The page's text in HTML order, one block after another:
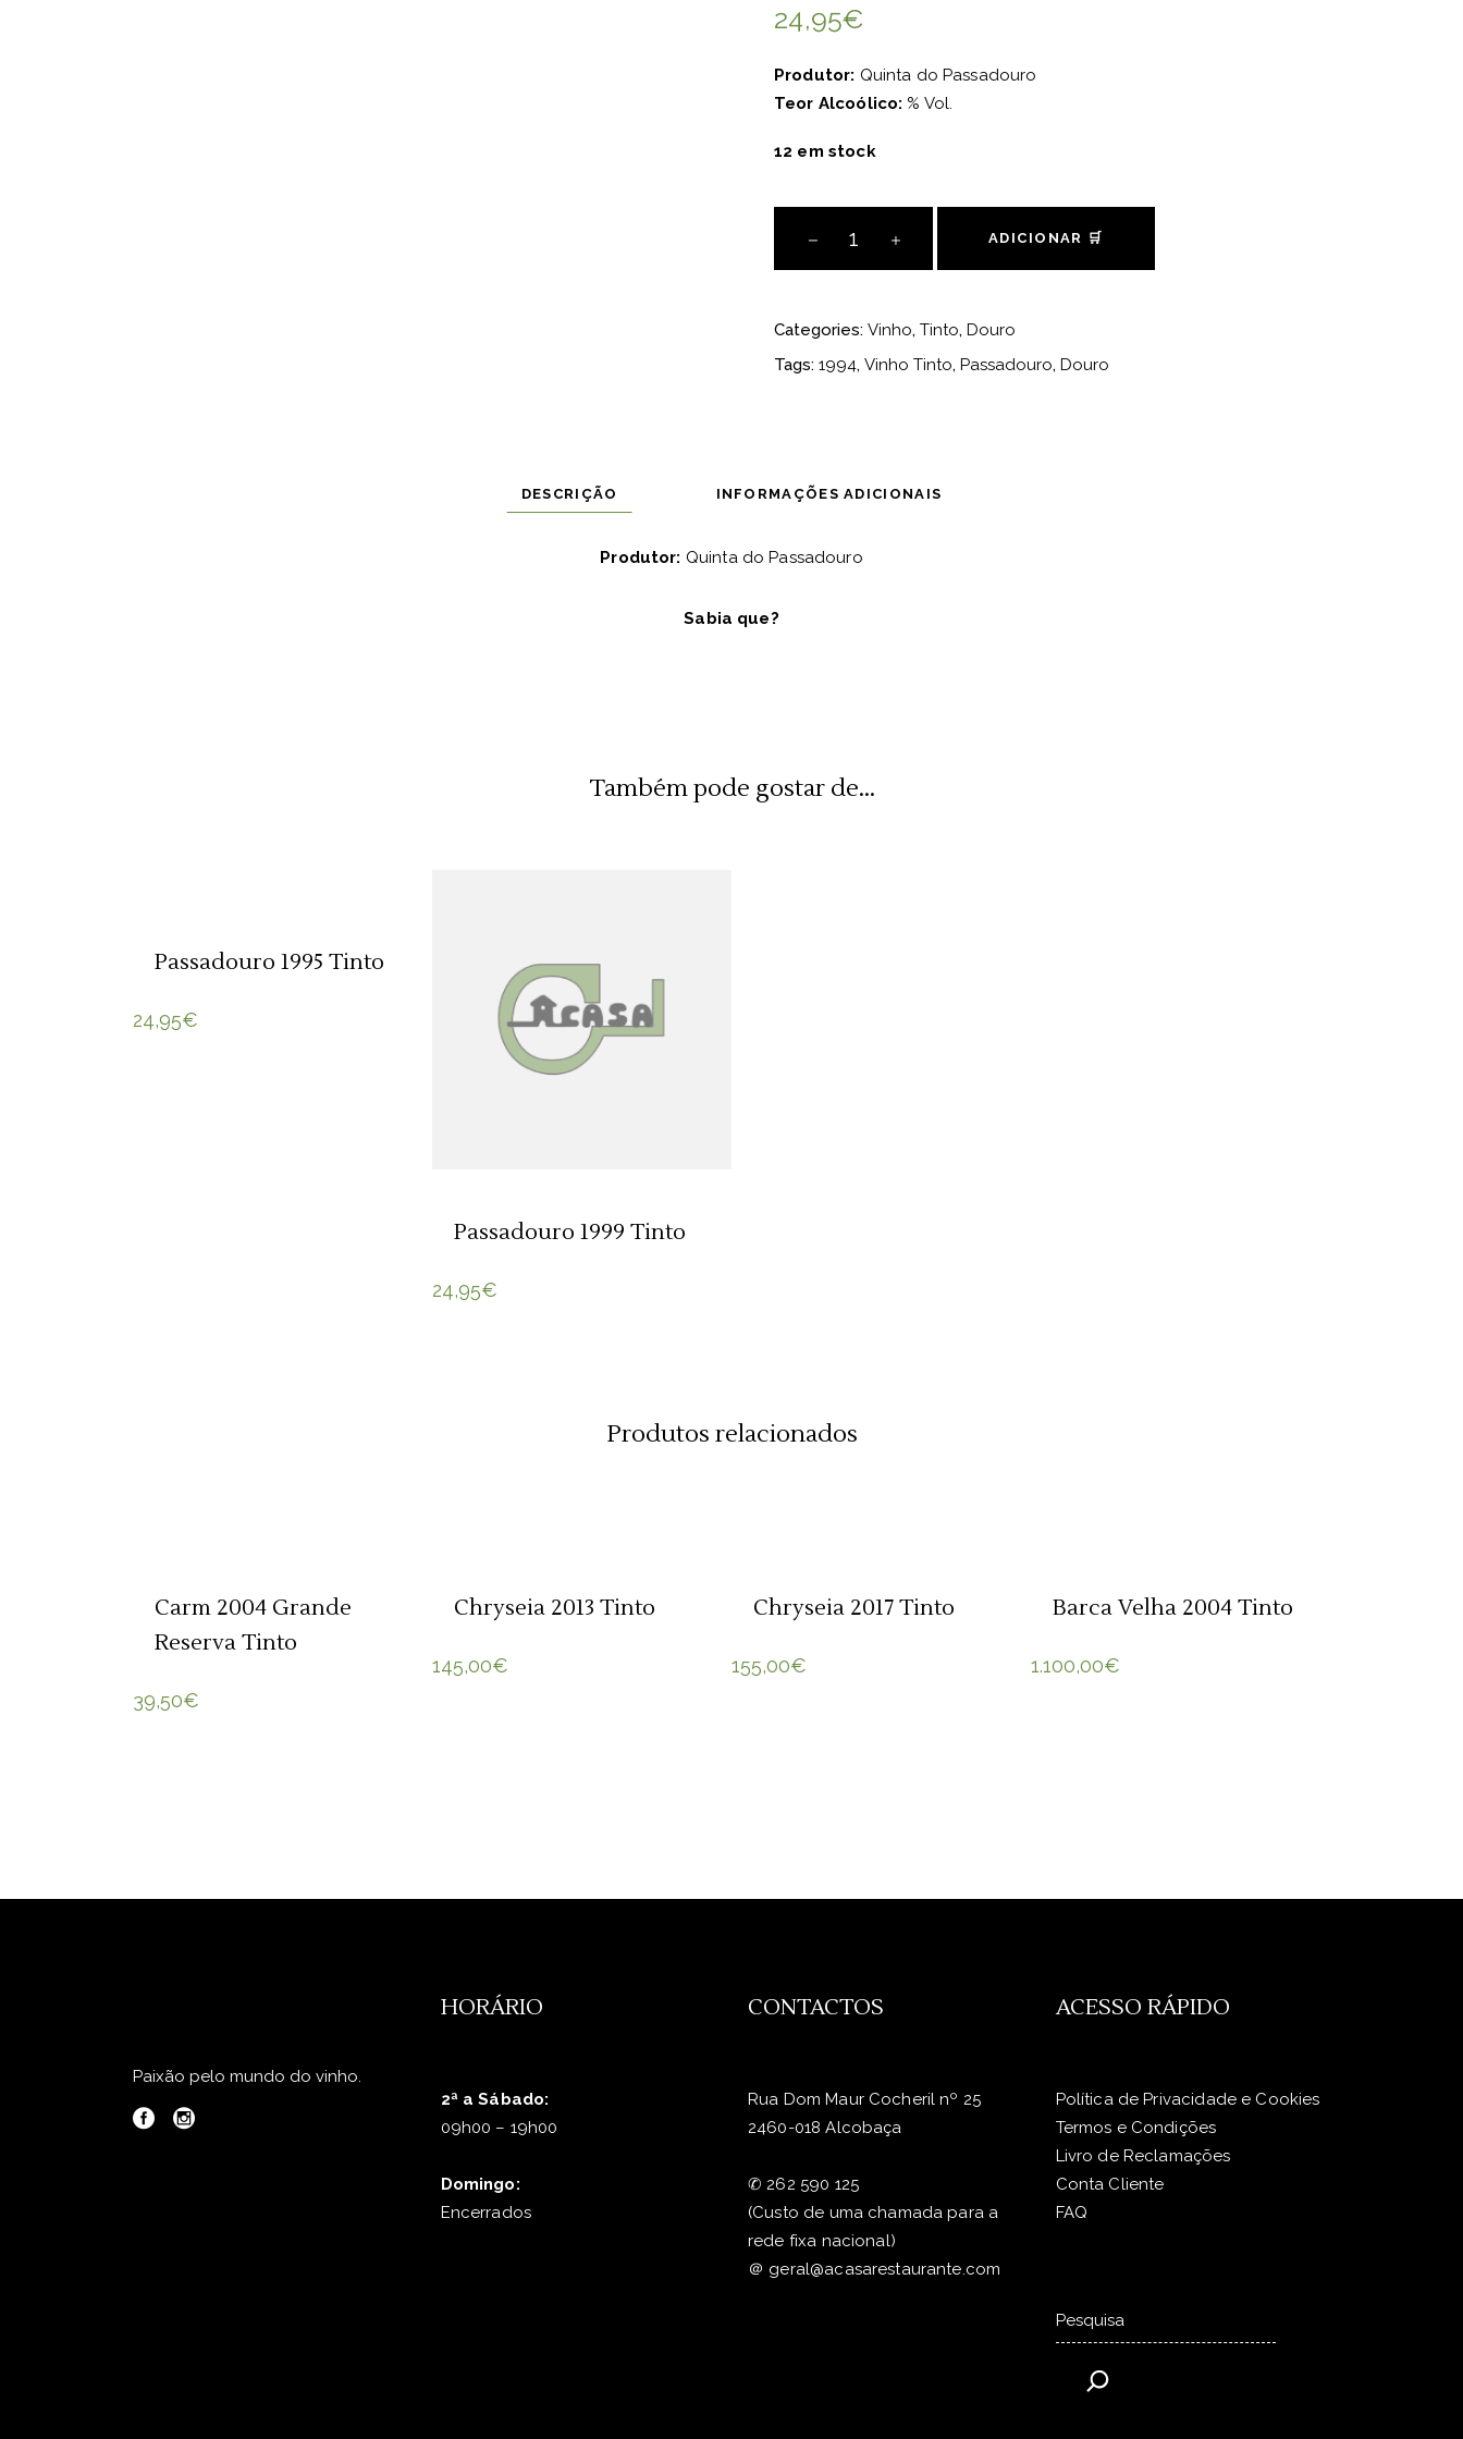
24,95€
Produtor: Quinta do Passadouro
Teor Alcoólico: % Vol.
12 em stock
1994
Tinto
ADICIONAR 🛒
Categories: Vinho, Tinto, Douro
Tags: 1994, Vinho Tinto, Passadouro, Douro
DESCRIÇÃO INFORMAÇÕES ADICIONAIS
Produtor: Quinta do Passadouro
Sabia que?
Também pode gostar de...
Passadouro 1995 Tinto
24,95€ ADICIONAR 🛒
Passadouro 1999 Tinto
24,95€
Produtos relacionados
Carm 2004 Grande
Reserva Tinto
39,50€
Chryseia 2013 Tinto
145,00€
Chryseia 2017 Tinto
155,00€
Barca Velha 2004 Tinto
1.100,00€
Paixão pelo mundo do vinho.
HORÁRIO
2ª a Sábado:
09h00 – 19h00
Domingo:
Encerrados
CONTACTOS
Rua Dom Maur Cocheril nº 25
2460-018 Alcobaça
✆ 262 590 125
(Custo de uma chamada para a
rede fixa nacional)
＠ geral@acasarestaurante.com
ACESSO RÁPIDO
Política de Privacidade e Cookies
Termos e Condições
Livro de Reclamações
Conta Cliente
FAQ